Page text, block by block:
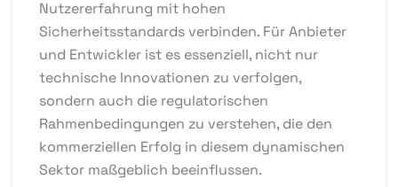
Nutzererfahrung mit hohen
Sicherheitsstandards verbinden. Für Anbieter
und Entwickler ist es essenziell, nicht nur
technische Innovationen zu verfolgen,
sondern auch die regulatorischen
Rahmenbedingungen zu verstehen, die den
kommerziellen Erfolg in diesem dynamischen
Sektor maßgeblich beeinflussen.